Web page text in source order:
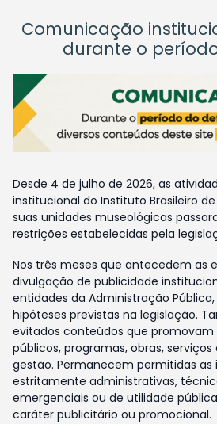
Comunicação
durante o
Desde 4 de julho de 2026, as
institucional do Instituto Brasileiro
suas unidades museológicas
restrições estabelecidas pela
Nos três meses que antecedem as
divulgação de publicidade
entidades da Administração Pública,
hipóteses previstas na legislação.
evitados conteúdos que promovam
públicos, programas, obras,
gestão. Permanecem permitidas
estritamente administrativas,
emergenciais ou de utilidade
caráter publicitário ou promocional.